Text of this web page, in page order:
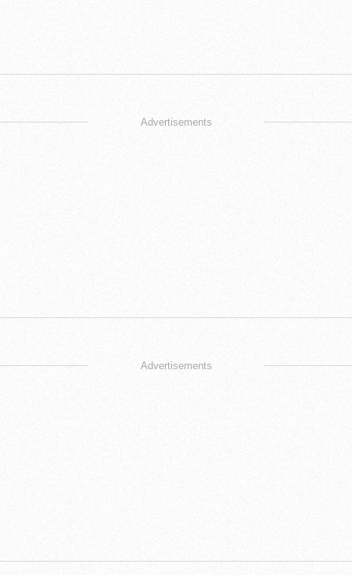
Advertisements
Advertisements